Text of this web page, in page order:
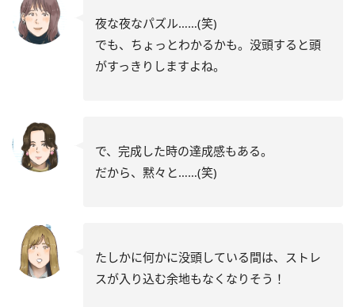
夜な夜なパズル……(笑)
でも、ちょっとわかるかも。没頭すると頭
がすっきりしますよね。
で、完成した時の達成感もある。
だから、黙々と……(笑)
たしかに何かに没頭している間は、ストレ
スが入り込む余地もなくなりそう！